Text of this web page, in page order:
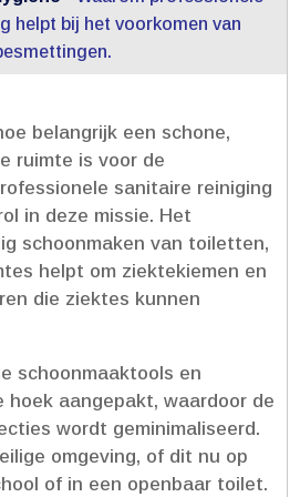
helpt bij het voorkomen van
belangrijk een schone,
ruimte is voor de
sanitaire reiniging
in deze missie.​ Het
schoonmaken van toiletten,
helpt om ziektekiemen en
die ziektes kunnen
schoonmaaktools en
hoek aangepakt, waardoor de
wordt geminimaliseerd.​
omgeving, of dit nu op
of in een openbaar toilet.​